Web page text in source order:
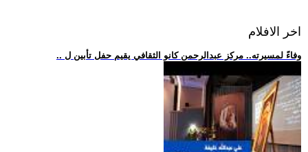
اخر الافلام
.. وفاءً لمسيرته.. مركز عبدالرحمن كانو الثقافي يقيم حفل تأبين ل